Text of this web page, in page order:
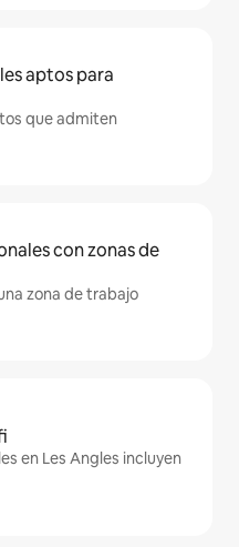
aptos para
que admiten
con zonas de
zona de trabajo
en Les Angles incluyen